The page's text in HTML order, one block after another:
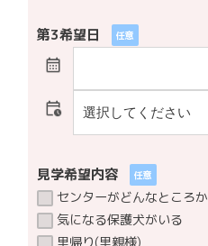
第3希望日 任意
見学希望内容 任意
センターがどんなところ
気になる保護犬がいる
里帰り(里親様)